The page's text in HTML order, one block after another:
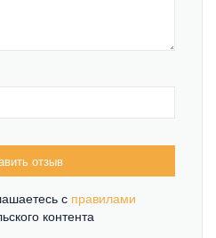
отзыв
c правилами
контента